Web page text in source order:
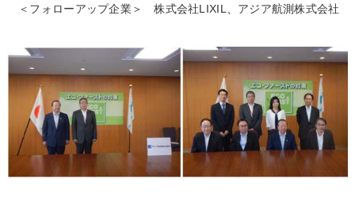
＜フォローアップ企業＞ 株式会社LIXIL、アジア航測株式会社